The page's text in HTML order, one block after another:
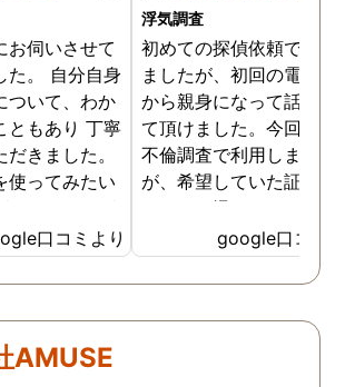
お伺いさせて
た。 自分自身
ついて、わか
ともあり 丁寧
きました。
使ってみたい
識も豊富で、
ら対応されて
口コミにもあ
親身になっ
ける探偵さん
口コミより
浮気調査
初めての探偵依頼で緊張
ましたが、初回の電話相
から親身になって話を聞
て頂けました。今回、夫
不倫調査で利用しました
が、希望していた証拠を
っかりと撮ってもらうこ
が出来ました。調査中も
動きがある度に細かく報
してくださり、安心しま
読めない中、柔軟に対応
google口コミ
AMUSE